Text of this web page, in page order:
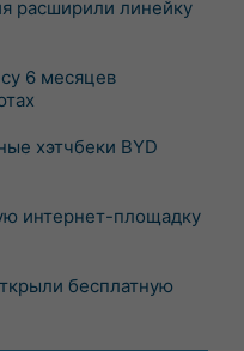
расширили линейку
6 месяцев
хэтчбеки BYD
интернет-площадку
бесплатную